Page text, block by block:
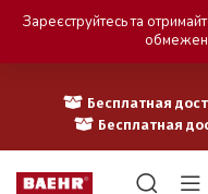
Бесплатная
Бесплатная
Зареєструйтесь та